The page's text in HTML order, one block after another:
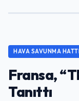
HAVA SAVUNMA
Fransa,
Tanıttı